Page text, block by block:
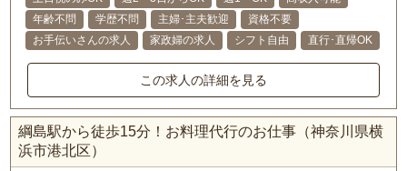
年齢不問
学歴不問 主婦･主夫歓迎
資格不要
お手伝いさんの求人
家政婦の求人 シフト自由 直行･直帰OK
この求人の詳細を見る
綱島駅から徒歩15分！お料理代行のお仕事（神奈川県横
浜市港北区）